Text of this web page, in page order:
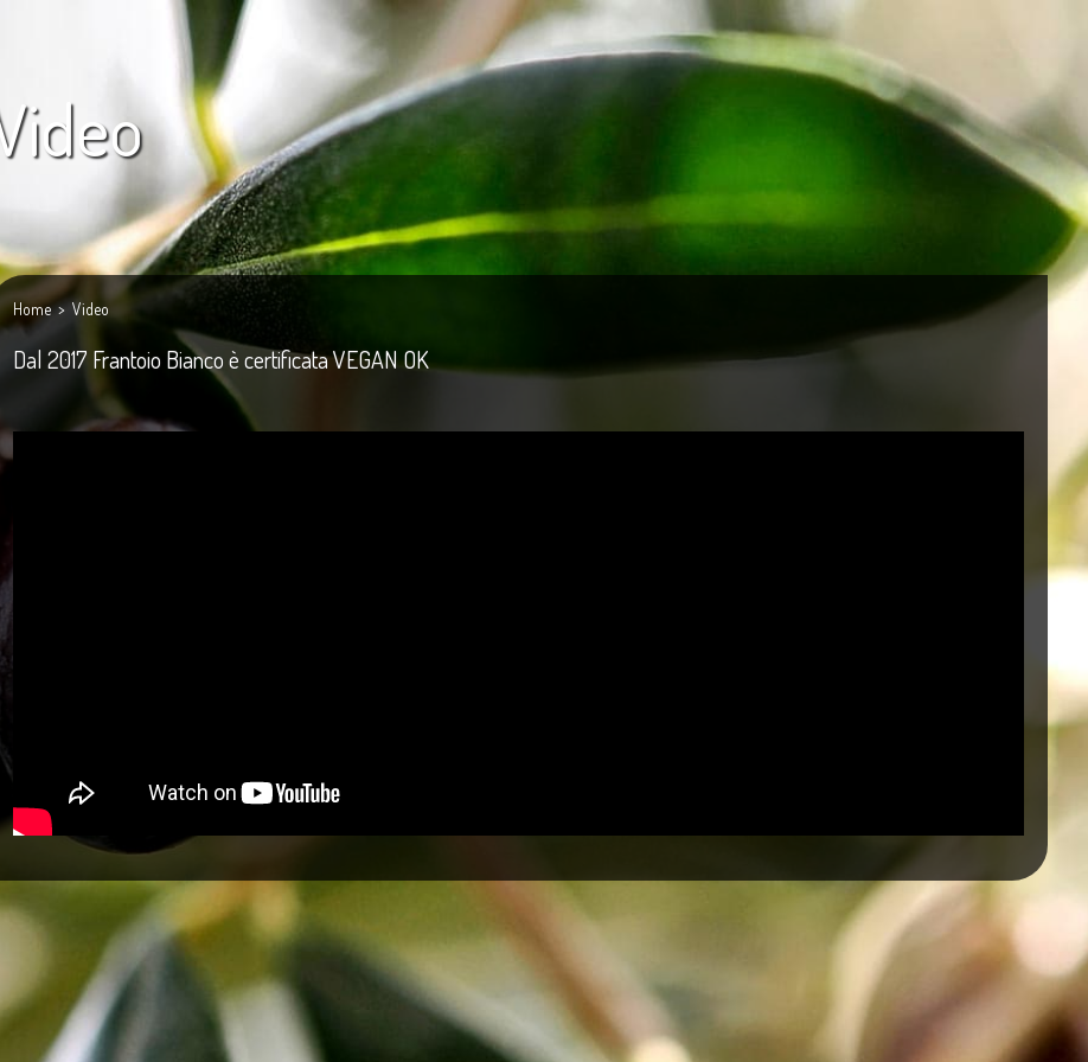
Home> Video
Dal 2017 Frantoio Bianco è certificata VEGAN OK